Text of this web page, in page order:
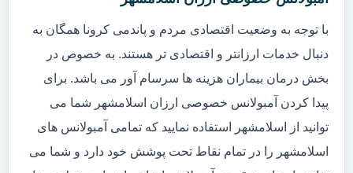
با توجه به وضعیت اقتصادی مردم و پاندمی کرونا همگان به
دنبال خدمات ارزانتر و اقتصادی تر هستند. به خصوص در
بخش درمان بیماران هزینه ها سرسام آور می باشد. برای
پیدا کردن آمبولانس خصوصی ارزان اسلامشهر شما می
توانید از اسلامشهر استفاده نمایید که تمامی آمبولانس های
اسلامشهر را در تمام نقاط تحت پوشش خود دارد و شما می